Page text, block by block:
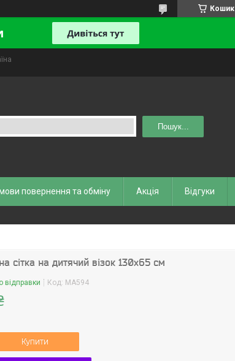
Кошик
Пошук...
повернення та обміну Акція Відгуки
сітка на дитячий візок 130х65 см
відправки Код: MA594
Купити